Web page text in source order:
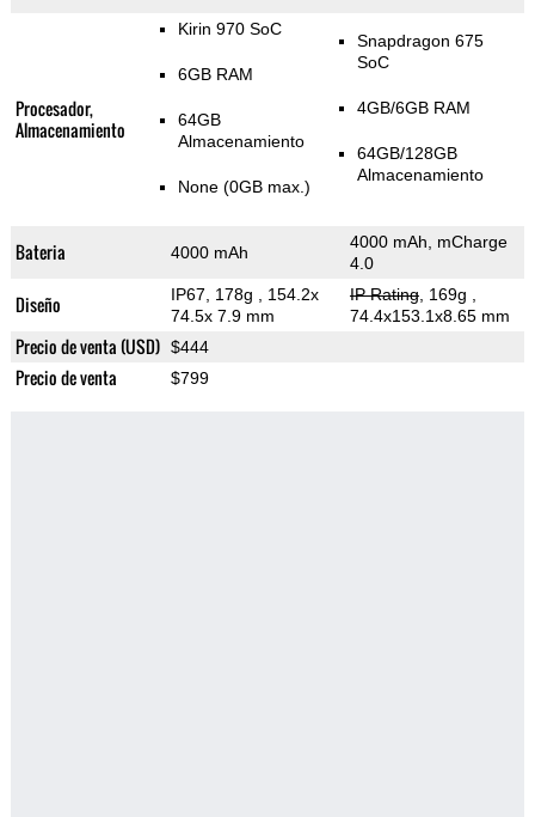
Procesador,
Almacenamiento
Kirin 970 SoC
6GB RAM
64GB
Almacenamiento
None (0GB max.)
Snapdragon 675
SoC
4GB/6GB RAM
64GB/128GB
Almacenamiento
Bateria 4000 mAh
4000 mAh, mCharge
4.0
Diseño IP67, 178g
, 154.2x
74.5x 7.9 mm
IP Rating, 169g
74.4x153.1x8.65 mm
Precio de venta (USD) $444
Precio de venta $799